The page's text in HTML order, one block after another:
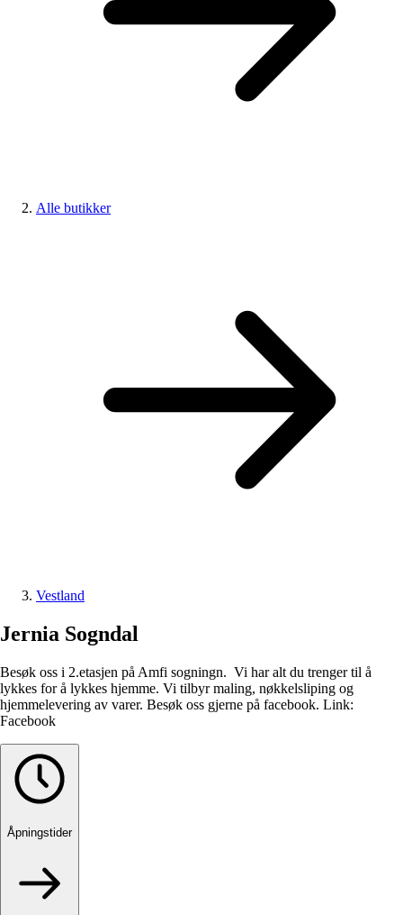
Alle butikker
Vestland
Jernia Sogndal
Besøk oss i 2.etasjen på Amfi sogningn. Vi har alt du trenger til å
lykkes for å lykkes hjemme. Vi tilbyr maling, nøkkelsliping og
hjemmelevering av varer. Besøk oss gjerne på facebook. Link:
Facebook
Åpningstider